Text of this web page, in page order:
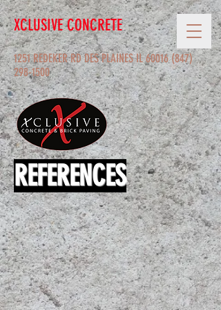
1251 REDEKER RD DES PLAINES IL 60016(847)
298-1500
XCLUSIVE CONCRETE
REFERENCES